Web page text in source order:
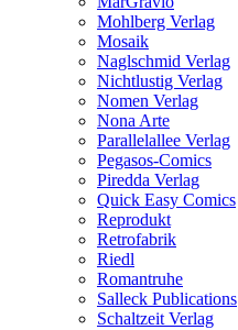
Mohlberg Verlag
Mosaik
Naglschmid Verlag
Nichtlustig Verlag
Nomen Verlag
Nona Arte
Parallelallee Verlag
Pegasos-Comics
Piredda Verlag
Quick Easy Comics
Reprodukt
Retrofabrik
Riedl
Romantruhe
Salleck Publications
Schaltzeit Verlag